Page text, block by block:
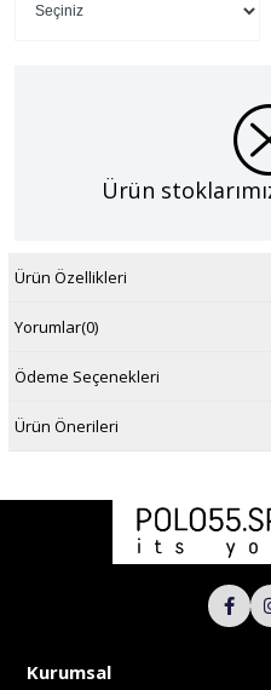
Ürün
Ürün Özellikleri
Yorumlar(0)
Ödeme Seçenekleri
Ürün Önerileri
Kurumsal